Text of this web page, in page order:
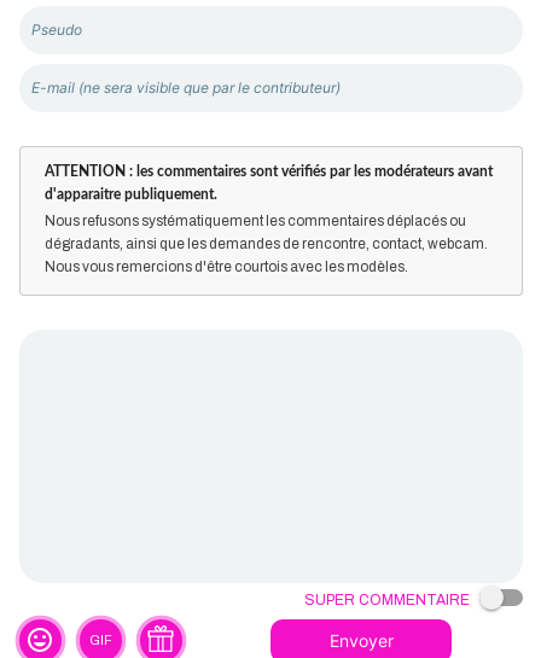
ATTENTION : les commentaires sont vérifiés par les modérateurs avant
d'apparaitre publiquement.
Nous refusons systématiquement les commentaires déplacés ou
dégradants, ainsi que les demandes de rencontre, contact, webcam.
Nous vous remercions d'être courtois avec les modèles.
tag_faces GIF
Super commentaire
Envoyer